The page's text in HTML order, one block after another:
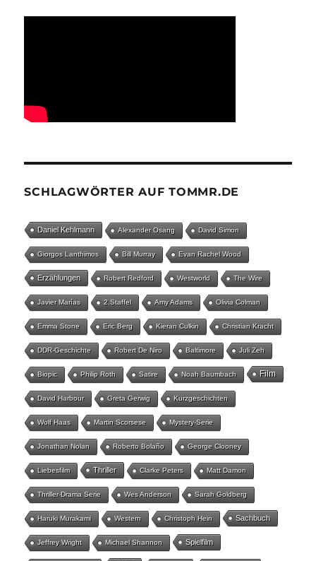
SCHLAGWÖRTER AUF TOMMR.DE
Daniel Kehlmann Alexander Osang David Simon
Giorgos Lanthimos Bill Murray Evan Rachel Wood
Erzählungen Robert Redford Westworld The Wire
Javier Marías 2.Staffel Amy Adams Olivia Colman
Emma Stone Eric Berg Kieran Culkin Christian Kracht
DDR-Geschichte Robert De Niro Baltimore Juli Zeh
Biopic Philip Roth Satire Noah Baumbach Film
David Harbour Greta Gerwig Kurzgeschichten
Wolf Haas Martin Scorsese Mystery-Serie
Jonathan Nolan Roberto Bolaño George Clooney
Liebesfilm Thriller Clarke Peters Matt Damon
Thriller-Drama Serie Wes Anderson Sarah Goldberg
Haruki Murakami Western Christoph Hein Sachbuch
Jeffrey Wright Michael Shannon Spielfilm